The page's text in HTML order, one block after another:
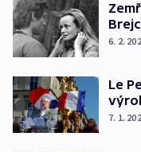
6. 2.
Le
7. 1.